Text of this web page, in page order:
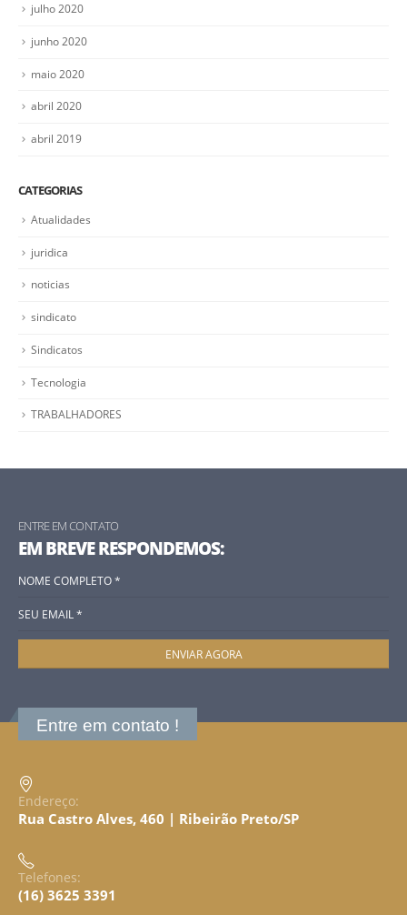
julho 2020
junho 2020
maio 2020
abril 2020
abril 2019
CATEGORIAS
Atualidades
juridica
noticias
sindicato
Sindicatos
Tecnologia
TRABALHADORES
ENTRE EM CONTATO
EM BREVE RESPONDEMOS:
Entre em contato !
Endereço:
Rua Castro Alves, 460 | Ribeirão Preto/SP
Telefones:
(16) 3625 3391